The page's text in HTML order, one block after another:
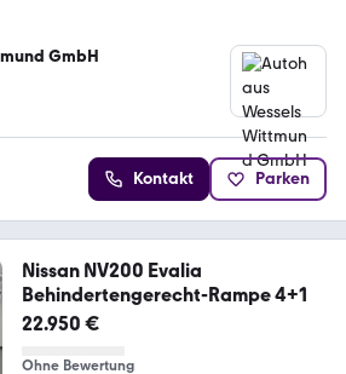
GmbH
Kontakt Parken
Nissan NV200 Evalia
Behindertengerecht-Rampe 4+1
22.950 €
Ohne Bewertung